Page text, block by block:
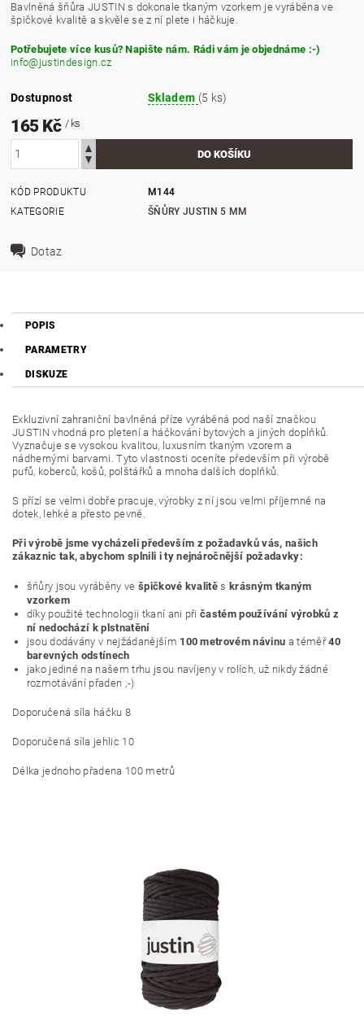
Bavlněná šňůra JUSTIN s dokonale tkaným vzorkem je vyráběna ve
špičkové kvalitě a skvěle se z ní plete i háčkuje.
Potřebujete více kusů? Napište nám. Rádi vám je objednáme :-)
info@justindesign.cz
Dostupnost Skladem (5 ks)
165 Kč / ks
KÓD PRODUKTU
M144
KATEGORIE
ŠŇŮRY JUSTIN 5 MM
Dotaz
POPIS
PARAMETRY
DISKUZE
Exkluzivní zahraniční bavlněná příze vyráběná pod naší značkou
JUSTIN vhodná pro pletení a háčkování bytových a jiných doplňků.
Vyznačuje se vysokou kvalitou, luxusním tkaným vzorem a
nádhernými barvami. Tyto vlastnosti oceníte především při výrobě
pufů, koberců, košů, polštářků a mnoha dalších doplňků.
S přízí se velmi dobře pracuje, výrobky z ní jsou velmi příjemné na
dotek, lehké a přesto pevné.
Při výrobě jsme vycházeli především z požadavků vás, našich
zákaznic tak, abychom splnili i ty nejnáročnější požadavky:
šňůry jsou vyráběny ve špičkové kvalitě s krásným tkaným
vzorkem
díky použité technologii tkaní ani přičastém používání výrobků z
ní nedochází k plstnatění
jsou dodávány v nejžádanějším 100 metrovém návinu a téměř40
barevných odstínech
jako jediné na našem trhu jsou navíjeny v rolích, už nikdy žádné
rozmotávání přaden ;-)
Doporučená síla háčku 8
Doporučená síla jehlic 10
Délka jednoho přadena 100 metrů